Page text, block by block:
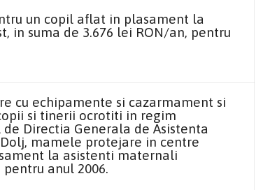
un copil aflat in plasament la
in suma de 3.676 lei RON/an, pentru
cu echipamente si cazarmament si
si tinerii ocrotiti in regim
Directia Generala de Asistenta
mamele protejare in centre
la asistenti maternali
anul 2006.